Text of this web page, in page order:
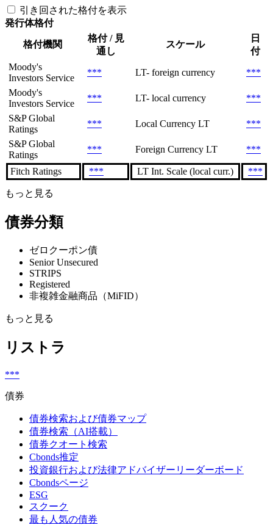
引き回された格付を表示
発行体格付
格付機関
格付 / 見
通し
スケール
日
付
Moody's
Investors Service
*** LT- foreign currency
***
Moody's
Investors Service
*** LT- local currency
***
S&P Global
Ratings
*** Local Currency LT
***
S&P Global
Ratings
*** Foreign Currency LT ***
Fitch Ratings *** LT Int. Scale (local curr.) ***
もっと見る
債券分類
ゼロクーポン債
Senior Unsecured
STRIPS
Registered
非複雑金融商品（MiFID）
もっと見る
リストラ
***
債券
債券検索および債券マップ
債券検索（AI搭載）
債券クオート検索
Cbonds推定
投資銀行および法律アドバイザーリーダーボード
Cbondsページ
ESG
スクーク
最も人気の債券